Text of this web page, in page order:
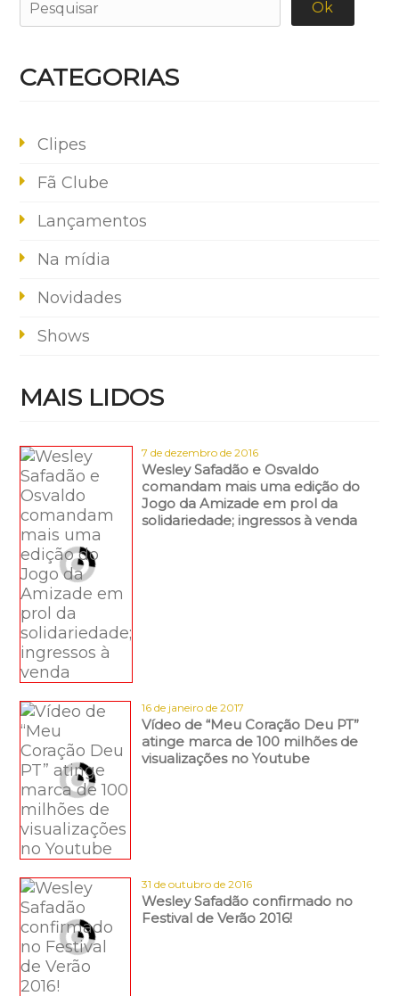
CATEGORIAS
Clipes
Fã Clube
Lançamentos
Na mídia
Novidades
Shows
MAIS LIDOS
7 de dezembro de 2016
Wesley Safadão e Osvaldo
comandam mais uma edição do
Jogo da Amizade em prol da
solidariedade; ingressos à venda
16 de janeiro de 2017
Vídeo de “Meu Coração Deu PT”
atinge marca de 100 milhões de
visualizações no Youtube
31 de outubro de 2016
Wesley Safadão confirmado no
Festival de Verão 2016!